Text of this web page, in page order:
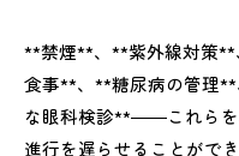
**禁煙**、**紫外線対策**
食事**、**糖尿病の管理
な眼科検診**――これらを
進行を遅らせることができ